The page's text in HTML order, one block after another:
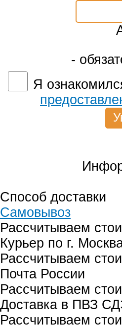
-
Я
Способ доставки
Самовывоз
Рассчитываем
Курьер по г.
Рассчитываем
Почта России
Рассчитываем
Доставка в ПВЗ
Рассчитываем